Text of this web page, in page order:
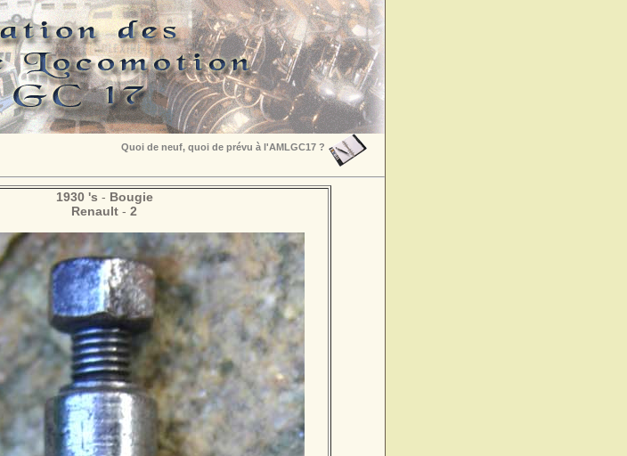
Quoi de neuf, quoi de prévu à l'AMLGC17 ?
1930 's - Bougie
Renault - 2